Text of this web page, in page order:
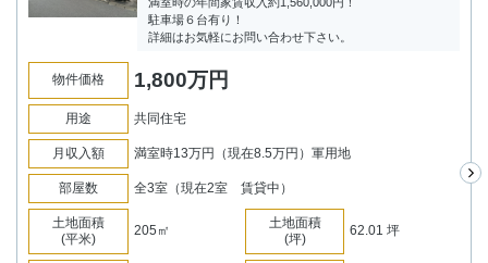
駐車場６台有り！
詳細はお気軽にお問い合わせ下さい。
物件価格 1,800万円
用途 共同住宅
月収入額 満室時13万円（現在8.5万円）軍用地
部屋数 全3室（現在2室 賃貸中）
土地面積
(平米)
205㎡
土地面積
(坪)
62.01 坪